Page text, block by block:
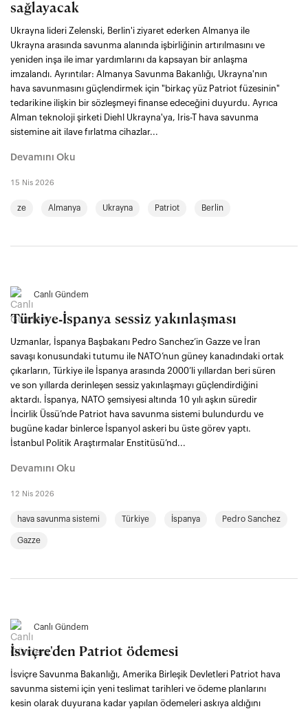
sağlayacak
Ukrayna lideri Zelenski, Berlin'i ziyaret ederken Almanya ile
Ukrayna arasında savunma alanında işbirliğinin artırılmasını ve
yeniden inşa ile imar yardımlarını da kapsayan bir anlaşma
imzalandı. Ayrıntılar: Almanya Savunma Bakanlığı, Ukrayna'nın
hava savunmasını güçlendirmek için "birkaç yüz Patriot füzesinin"
tedarikine ilişkin bir sözleşmeyi finanse edeceğini duyurdu. Ayrıca
Alman teknoloji şirketi Diehl Ukrayna'ya, Iris-T hava savunma
sistemine ait ilave fırlatma cihazlar...
Devamını Oku
15 Nis 2026
ze Almanya Ukrayna Patriot Berlin
Canlı Gündem
Türkiye‑İspanya sessiz yakınlaşması
Uzmanlar, İspanya Başbakanı Pedro Sanchez’in Gazze ve İran
savaşı konusundaki tutumu ile NATO’nun güney kanadındaki ortak
çıkarların, Türkiye ile İspanya arasında 2000’li yıllardan beri süren
ve son yıllarda derinleşen sessiz yakınlaşmayı güçlendirdiğini
aktardı. İspanya, NATO şemsiyesi altında 10 yılı aşkın süredir
İncirlik Üssü’nde Patriot hava savunma sistemi bulundurdu ve
bugüne kadar binlerce İspanyol askeri bu üste görev yaptı.
İstanbul Politik Araştırmalar Enstitüsü’nd...
Devamını Oku
12 Nis 2026
hava savunma sistemi Türkiye İspanya Pedro Sanchez
Gazze
Canlı Gündem
İsviçre'den Patriot ödemesi
İsviçre Savunma Bakanlığı, Amerika Birleşik Devletleri Patriot hava
savunma sistemi için yeni teslimat tarihleri ve ödeme planlarını
kesin olarak duyurana kadar yapılan ödemeleri askıya aldığını